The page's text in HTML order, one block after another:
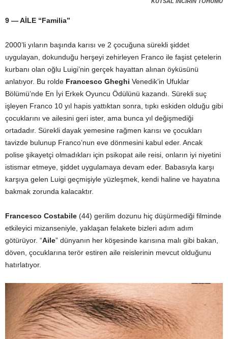
9 — AİLE “Familia”
2000’li yıların başında karısı ve 2 çocuğuna sürekli şiddet
uygulayan, dokunduğu herşeyi zehirleyen Franco ile faşist çetelerin
kurbanı olan oğlu Luigi’nin gerçek hayattan alınan öyküsünü
anlatıyor. Bu rolde Francesco Gheghi Venedik’in Ufuklar
Bölümü’nde En İyi Erkek Oyuncu Ödülünü kazandı. Sürekli suç
işleyen Franco 10 yıl hapis yattıktan sonra, tıpkı eskiden olduğu gibi
çocuklarını ve ailesini geri ister, ama bunca yıl değişmediği
ortadadır. Sürekli dayak yemesine rağmen karısı ve çocukları
tavizde bulunup Franco’nun eve dönmesini kabul eder. Ancak
polise şikayetçi olmadıkları için psikopat aile reisi, onların iyi niyetini
istismar etmeye, şiddet uygulamaya devam eder. Babasıyla karşı
karşıya gelen Luigi geçmişiyle yüzleşmek, kendi haline ve hayatına
bakmak zorunda kalacaktır.
Francesco Costabile (44) gerilim dozunu hiç düşürmediği filminde
etkileyici mizanseniyle, yaklaşan felakete bizleri adım adım
götürüyor. “Aile” dünyanın her köşesinde karısına malı gibi bakan,
döven, çocuklarına terör estiren aile reislerinin mevcut olduğunu
hatırlatıyor.